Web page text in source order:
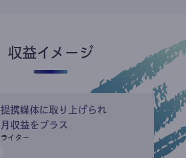
収益イメージ
提携媒体に取り上げられ
月収益をプラス
ライター